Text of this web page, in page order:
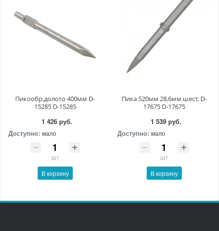
Пикообр,долото 400мм D-
15285 D-15285
1 426 руб.
Доступно: мало
шт
В корзину
Пика 520мм 28,6мм шест, D-
17675 D-17675
1 539 руб.
Доступно: мало
шт
В корзину